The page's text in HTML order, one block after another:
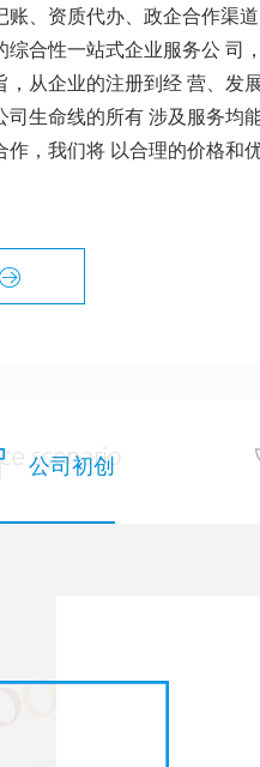
账、资质代办、政企合作渠
综合性一站式企业服务公 司
，从企业的注册到经 营、发
司生命线的所有 涉及服务均
作，我们将 以合理的价格和
公司初创